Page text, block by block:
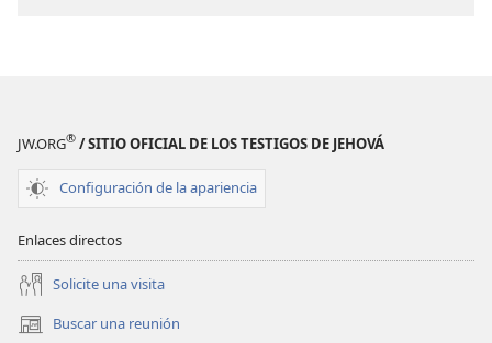
JW.ORG® / SITIO OFICIAL DE LOS TESTIGOS DE JEHOVÁ
Configuración de la apariencia
Enlaces directos
Solicite una visita
Buscar una reunión
(abre